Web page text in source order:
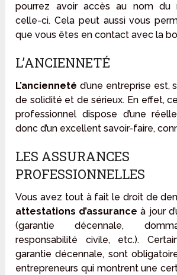
pourrez avoir accès au nom du
celle-ci. Cela peut aussi vous
que vous êtes en contact avec la
L’ANCIENNETÉ
L’ancienneté d’une entreprise est,
de solidité et de sérieux. En effet,
professionnel dispose d’une
donc d’un excellent savoir-faire,
LES ASSURANCES
PROFESSIONNELLES
Vous avez tout à fait le droit de
attestations d’assurance à jour
(garantie décennale,
responsabilité civile, etc.).
garantie décennale, sont
entrepreneurs qui montrent une